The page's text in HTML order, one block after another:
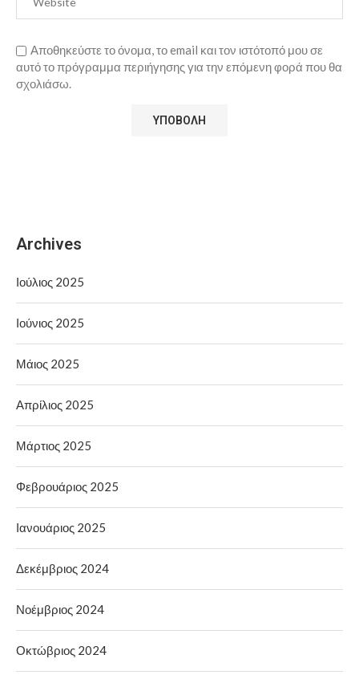
Αποθηκεύστε το όνομα, το email και τον ιστότοπό μου σε
αυτό το πρόγραμμα περιήγησης για την επόμενη φορά που θα
σχολιάσω.
Archives
Ιούλιος 2025
Ιούνιος 2025
Μάιος 2025
Απρίλιος 2025
Μάρτιος 2025
Φεβρουάριος 2025
Ιανουάριος 2025
Δεκέμβριος 2024
Νοέμβριος 2024
Οκτώβριος 2024